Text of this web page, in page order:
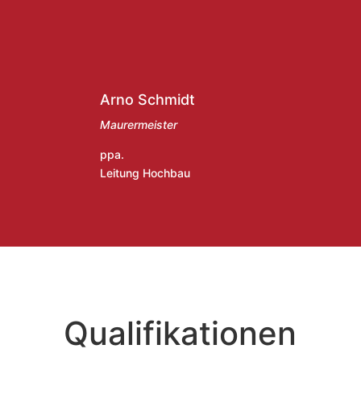
Arno Schmidt
Maurermeister
ppa.
Leitung Hochbau
Quali­fikationen